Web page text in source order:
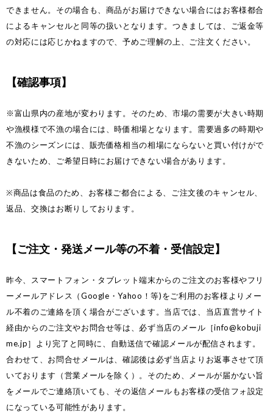
できません。その場合も、商品がお届けできない場合にはお客様都合
によるキャンセルと同等の扱いとなります。つきましては、ご返金等
の対応には応じかねますので、予めご理解の上、ご注文ください。
【確認事項】
※富山県内の産地が変わります。そのため、市場の需要が大きい時期
や漁模様で不漁の場合には、時価相場となります。需要過多の時期や
不漁のシーズンには、販売価格相当の相場にならないと買い付けがで
きないため、ご希望日時にお届けできない場合があります。
※商品は食品のため、お客様ご都合による、ご注文後のキャンセル、
返品、交換はお断りしております。
【ご注文・発送メール等の不着・受信設定】
昨今、スマートフォン・タブレット端末からのご注文のお客様やフリ
ーメールアドレス（Google・Yahoo！等)をご利用のお客様よりメー
ル不着のご連絡を頂く場合がございます。当店では、当店直営サイト
経由からのご注文やお問合せ等は、必ず当店のメール［info@kobuji
me.jp］より完了と同時に、自動送信で確認メールが配信されます。
合わせて、お問合せメールは、確認後は必ず当店よりお返事させて頂
いております（営業メールを除く）。そのため、メールが届かない旨
をメールでご連絡頂いても、その返信メールもお客様の受信フォ設定
になっている可能性があります。